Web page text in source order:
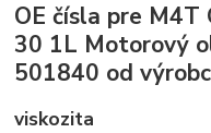
OE čísla pre M4T
30 1L Motorový
501840 od
viskozita